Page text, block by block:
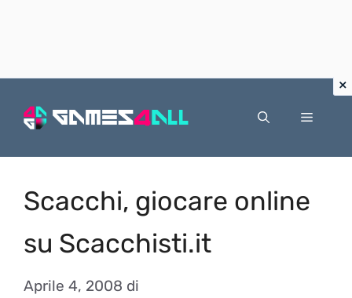
Menu
Scacchi, giocare online
su Scacchisti.it
Aprile 4, 2008 di